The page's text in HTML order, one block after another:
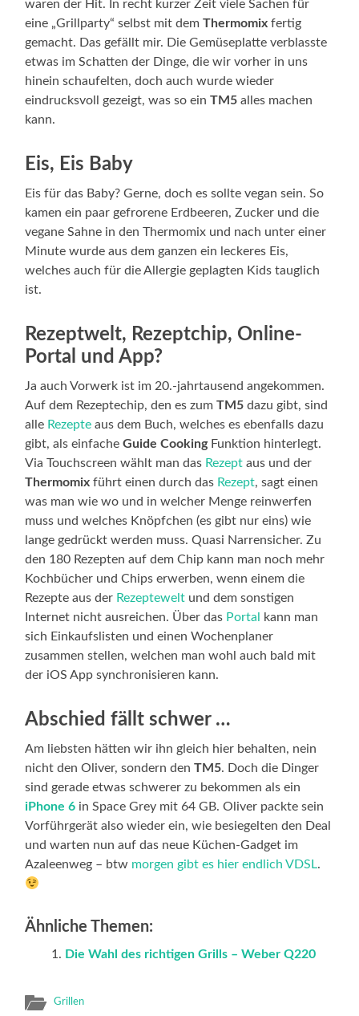
waren der Hit. In recht kurzer Zeit viele Sachen für
eine „Grillparty“ selbst mit demThermomix fertig
gemacht. Das gefällt mir. Die Gemüseplatte verblasste
etwas im Schatten der Dinge, die wir vorher in uns
hinein schaufelten, doch auch wurde wieder
eindrucksvoll gezeigt, was so einTM5 alles machen
kann.
Eis, Eis Baby
Eis für das Baby? Gerne, doch es sollte vegan sein. So
kamen ein paar gefrorene Erdbeeren, Zucker und die
vegane Sahne in den Thermomix und nach unter einer
Minute wurde aus dem ganzen ein leckeres Eis,
welches auch für die Allergie geplagten Kids tauglich
ist.
Rezeptwelt, Rezeptchip, Online-
Portal und App?
Ja auch Vorwerk ist im 20.-jahrtausend angekommen.
Auf dem Rezeptechip, den es zumTM5 dazu gibt, sind
alle Rezepte aus dem Buch, welches es ebenfalls dazu
gibt, als einfacheGuide CookingFunktion hinterlegt.
Via Touchscreen wählt man das Rezept aus und der
Thermomix führt einen durch das Rezept, sagt einen
was man wie wo und in welcher Menge reinwerfen
muss und welches Knöpfchen (es gibt nur eins) wie
lange gedrückt werden muss. Quasi Narrensicher. Zu
den 180 Rezepten auf dem Chip kann man noch mehr
Kochbücher und Chips erwerben, wenn einem die
Rezepte aus der Rezeptewelt und dem sonstigen
Internet nicht ausreichen. Über das Portal
kann man
sich Einkaufslisten und einen Wochenplaner
zusammen stellen, welchen man wohl auch bald mit
der iOS App synchronisieren kann.
Abschied fällt schwer …
Am liebsten hätten wir ihn gleich hier behalten, nein
nicht den Oliver, sondern denTM5. Doch die Dinger
sind gerade etwas schwerer zu bekommen als ein
iPhone 6 in Space Grey mit 64 GB. Oliver packte sein
Vorführgerät also wieder ein, wie besiegelten den Deal
und warten nun auf das neue Küchen-Gadget im
Azaleenweg – btw morgen gibt es hier endlich VDSL.
Ähnliche Themen:
Die Wahl des richtigen Grills – Weber Q220
Grillen